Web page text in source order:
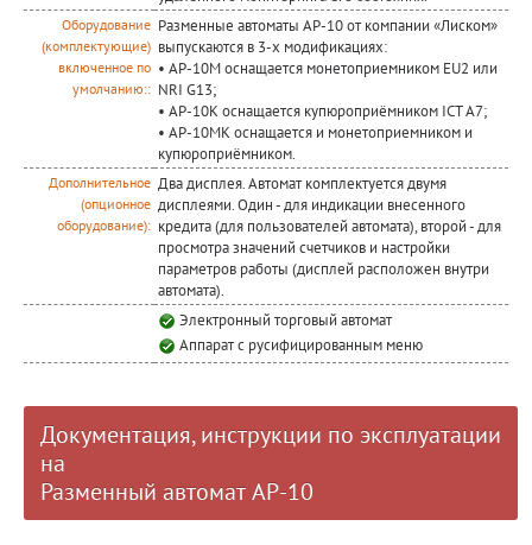
Оборудование
(комплектующие)
включенное по
умолчанию::
Разменные автоматы АР-10 от компании «Лиском»
выпускаются в 3-х модификациях:
• АР-10М оснащается монетоприемником EU2 или
NRI G13;
• АР-10К оснащается купюроприёмником IСT A7;
• АР-10МК оснащается и монетоприемником и
купюроприёмником.
Дополнительное
(опционное
оборудование):
Два дисплея. Автомат комплектуется двумя
дисплеями. Один - для индикации внесенного
кредита (для пользователей автомата), второй - для
просмотра значений счетчиков и настройки
параметров работы (дисплей расположен внутри
автомата).
Электронный торговый автомат
Аппарат с русифицированным меню
Документация, инструкции по эксплуатации
на
Разменный автомат АР-10